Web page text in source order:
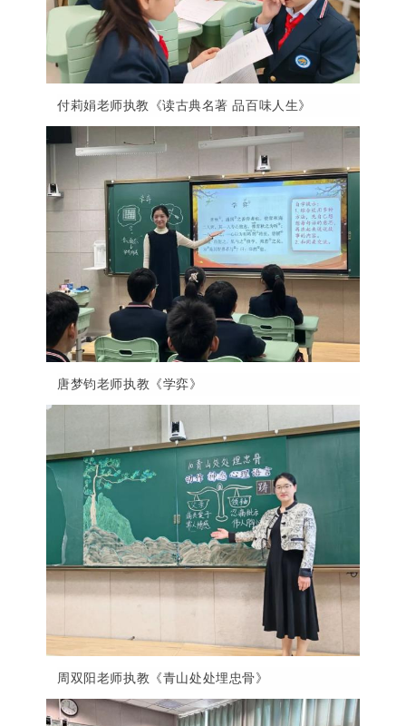
付莉娟老师执教《读古典名著 品百味人生》
唐梦钧老师执教《学弈》
周双阳老师执教《青山处处埋忠骨》